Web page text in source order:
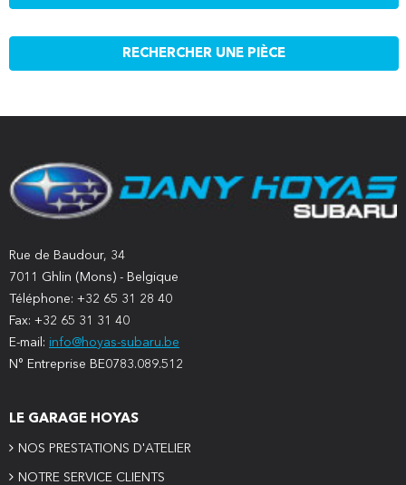
RECHERCHER UNE PIÈCE
Rue de Baudour, 34
7011 Ghlin (Mons) - Belgique
Téléphone: +32 65 31 28 40
Fax: +32 65 31 31 40
E-mail: info@hoyas-subaru.be
N° Entreprise BE0783.089.512
LE GARAGE HOYAS
NOS PRESTATIONS D'ATELIER
NOTRE SERVICE CLIENTS